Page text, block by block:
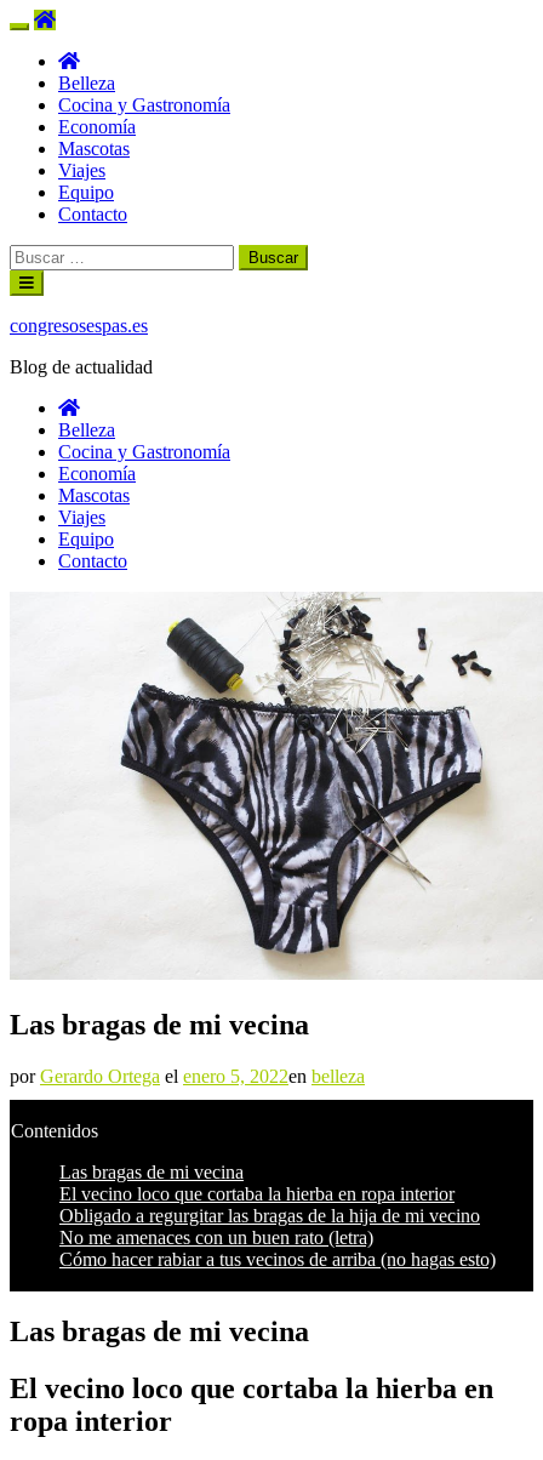
Belleza
Cocina y Gastronomía
Economía
Mascotas
Viajes
Equipo
Contacto
Buscar:
Ir
al
contenido
congresosespas.es
Blog de actualidad
Belleza
Cocina y Gastronomía
Economía
Mascotas
Viajes
Equipo
Contacto
Las bragas de mi vecina
porGerardo Ortega el enero 5, 2022en belleza
Contenidos
Las bragas de mi vecina
El vecino loco que cortaba la hierba en ropa interior
Obligado a regurgitar las bragas de la hija de mi vecino
No me amenaces con un buen rato (letra)
Cómo hacer rabiar a tus vecinos de arriba (no hagas esto)
Las bragas de mi vecina
El vecino loco que cortaba la hierba en
ropa interior